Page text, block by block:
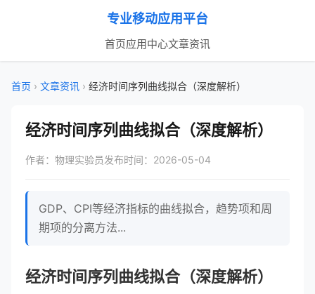
专业移动应用平台
首页应用中心文章资讯
首页 › 文章资讯 › 经济时间序列曲线拟合（深度解析）
经济时间序列曲线拟合（深度解析）
作者：物理实验员 发布时间：2026-05-04
GDP、CPI等经济指标的曲线拟合，趋势项和周
期项的分离方法...
经济时间序列曲线拟合（深度解析）